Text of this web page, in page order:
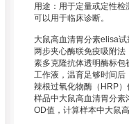
用途：用于定量或定性
可以用于临床诊断。
大鼠高血清胃分素elisa
两步夹心酶联免疫吸附
素多克隆抗体透明酶标
工作液，温育足够时间
辣根过氧化物酶（HRP
样品中大鼠高血清胃分
OD值，计算样本中大鼠